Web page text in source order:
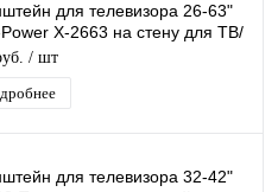
для телевизора 26-63"
X-2663 на стену для ТВ/
до 50кг
/ шт
для телевизора 32-42"